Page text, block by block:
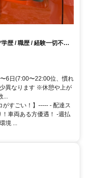
歴 / 職歴 / 経験一切不
6日(7:00〜22:00位、慣れ
異なります ※休憩や上が
...
すごい！】----- - 配達ス
車両ある方優遇！ -週払
境 ...